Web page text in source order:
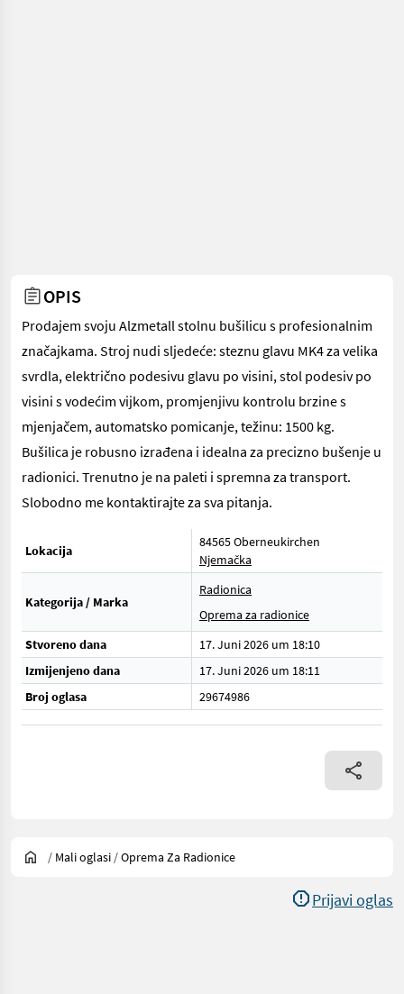
OPIS
Prodajem svoju Alzmetall stolnu bušilicu s profesionalnim
značajkama. Stroj nudi sljedeće: steznu glavu MK4 za velika
svrdla, električno podesivu glavu po visini, stol podesiv po
visini s vodećim vijkom, promjenjivu kontrolu brzine s
mjenjačem, automatsko pomicanje, težinu: 1500 kg.
Bušilica je robusno izrađena i idealna za precizno bušenje u
radionici. Trenutno je na paleti i spremna za transport.
Slobodno me kontaktirajte za sva pitanja.
Lokacija
84565 Oberneukirchen
Njemačka
Kategorija / Marka
Radionica
Oprema za radionice
Stvoreno dana
17. Juni 2026 um 18:10
Izmijenjeno dana
17. Juni 2026 um 18:11
Broj oglasa
29674986
/ Mali oglasi /Oprema Za Radionice
Prijavi oglas